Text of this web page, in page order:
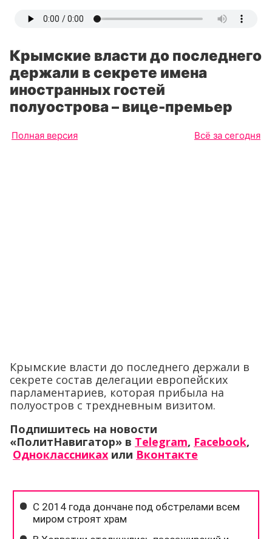
Крымские власти до последнего
держали в секрете имена
иностранных гостей
полуострова – вице-премьер
Полная версия Всё за сегодня
Крымские власти до последнего держали в
секрете состав делегации европейских
парламентариев, которая прибыла на
полуостров с трехдневным визитом.
Подпишитесь на новости
«ПолитНавигатор» в Telegram, Facebook,
Одноклассниках или Вконтакте